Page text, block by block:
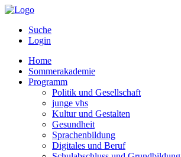
Suche
Login
Home
Sommerakademie
Programm
Politik und Gesellschaft
junge vhs
Kultur und Gestalten
Gesundheit
Sprachenbildung
Digitales und Beruf